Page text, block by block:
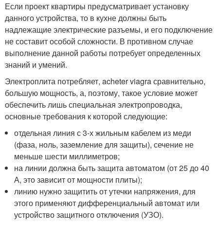
Если проект квартиры предусматривает установку
данного устройства, то в кухне должны быть
надлежащие электрические разъемы, и его подключение
не составит особой сложности. В противном случае
выполнение данной работы потребует определенных
знаний и умений.
Электроплита потребляет, acheter viagra сравнительно,
большую мощность, а, поэтому, такое условие может
обеспечить лишь специальная электропроводка,
основные требования к которой следующие:
отдельная линия с 3-х жильным кабелем из меди
(фаза, ноль, заземление для защиты), сечение не
меньше шести миллиметров;
на линии должна быть защита автоматом (от 25 до 40
А, это зависит от мощности плиты);
линию нужно защитить от утечки напряжения, для
этого применяют дифференциальный автомат или
устройство защитного отключения (УЗО).